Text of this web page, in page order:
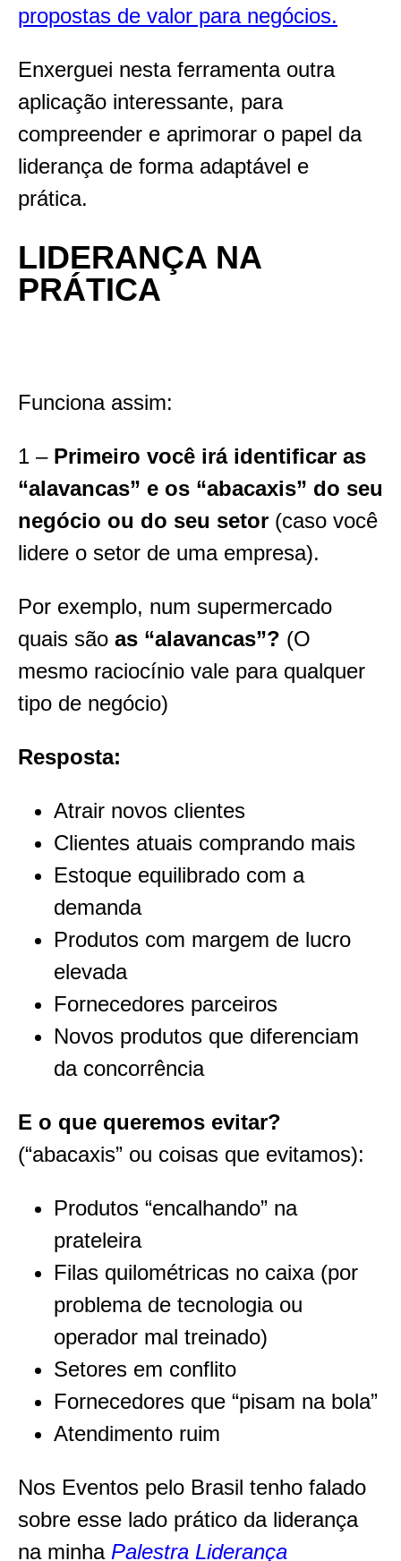
propostas de valor para negócios.
Enxerguei nesta ferramenta outra
aplicação interessante, para
compreender e aprimorar o papel da
liderança de forma adaptável e
prática.
LIDERANÇA NA
PRÁTICA
Funciona assim:
1 – Primeiro você irá identificar as
“alavancas” e os “abacaxis” do seu
negócio ou do seu setor (caso você
lidere o setor de uma empresa).
Por exemplo, num supermercado
quais são as “alavancas”? (O
mesmo raciocínio vale para qualquer
tipo de negócio)
Resposta:
Atrair novos clientes
Clientes atuais comprando mais
Estoque equilibrado com a
demanda
Produtos com margem de lucro
elevada
Fornecedores parceiros
Novos produtos que diferenciam
da concorrência
E o que queremos evitar?
(“abacaxis” ou coisas que evitamos):
Produtos “encalhando” na
prateleira
Filas quilométricas no caixa (por
problema de tecnologia ou
operador mal treinado)
Setores em conflito
Fornecedores que “pisam na bola”
Atendimento ruim
Nos Eventos pelo Brasil tenho falado
sobre esse lado prático da liderança
na minha Palestra Liderança